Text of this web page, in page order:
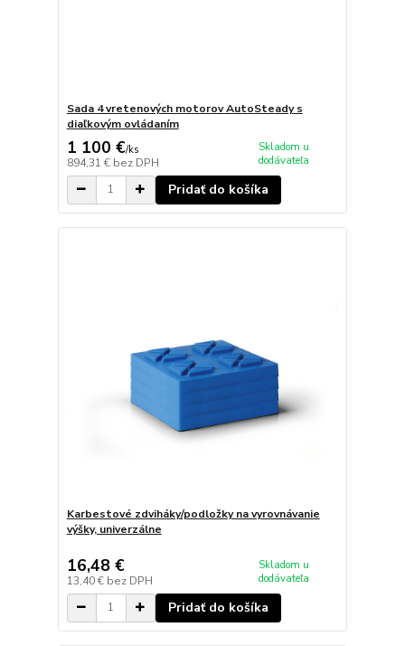
Sada 4 vretenových motorov AutoSteady s
diaľkovým ovládaním
1 100 €/ks
894,31 € bez DPH
Skladom u
dodávateľa
Pridať do košíka
Karbestové zdviháky/podložky na vyrovnávanie
výšky, univerzálne
16,48 €
13,40 € bez DPH
Skladom u
dodávateľa
Pridať do košíka